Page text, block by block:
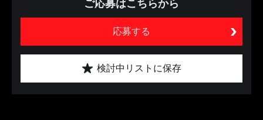
ご応募はこちらから
応募する
検討中リストに保存